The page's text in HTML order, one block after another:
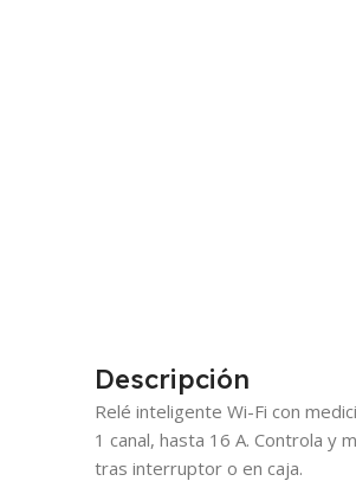
Descripción
Relé inteligente Wi-Fi con
1 canal, hasta 16 A. Controla y
tras interruptor o en caja.